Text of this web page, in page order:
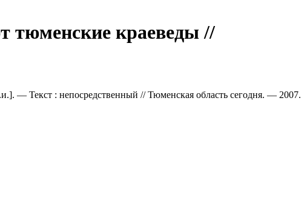
тюменские краеведы //
— Текст : непосредственный // Тюменская область сегодня. — 2007.